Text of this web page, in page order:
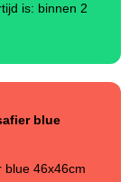
is: binnen 2
blue
blue 46x46cm